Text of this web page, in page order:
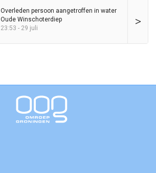
>
Overleden persoon aangetroffen in water
Oude Winschoterdiep
23:53 - 29 juli